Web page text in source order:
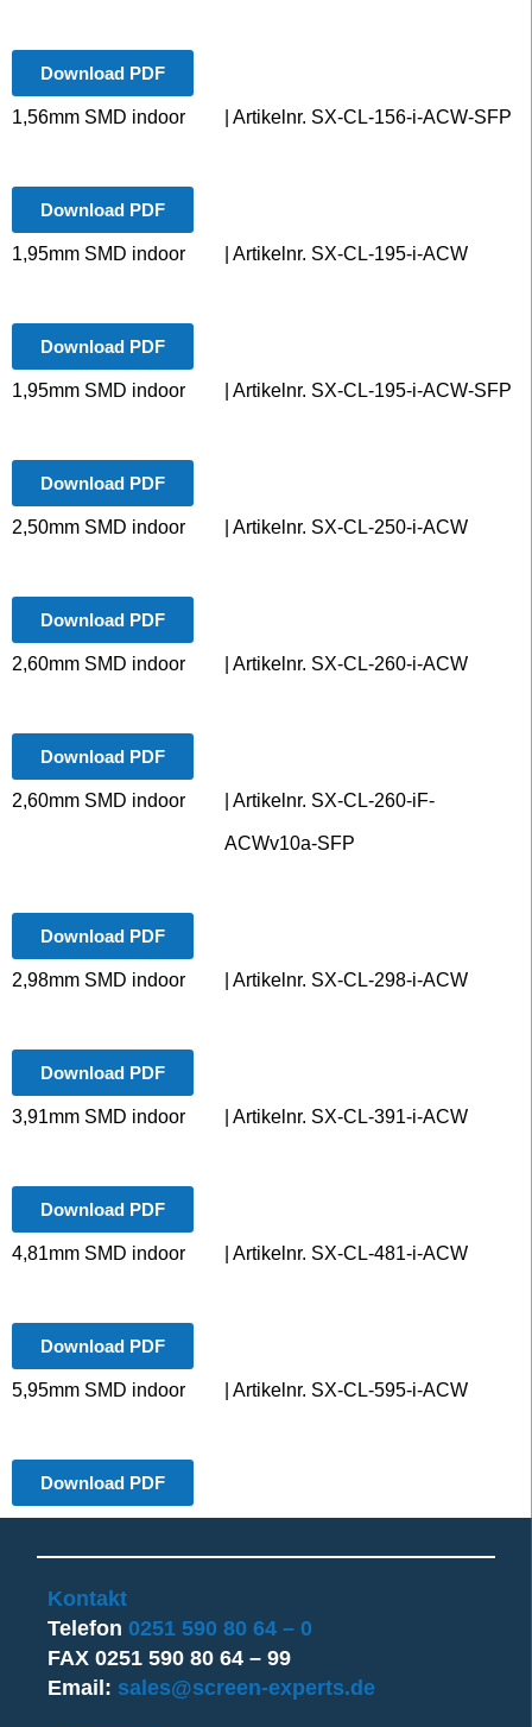
Download PDF
1,56mm SMD indoor | Artikelnr. SX-CL-156-i-ACW-SFP
Download PDF
1,95mm SMD indoor | Artikelnr. SX-CL-195-i-ACW
Download PDF
1,95mm SMD indoor | Artikelnr. SX-CL-195-i-ACW-SFP
Download PDF
2,50mm SMD indoor | Artikelnr. SX-CL-250-i-ACW
Download PDF
2,60mm SMD indoor | Artikelnr. SX-CL-260-i-ACW
Download PDF
2,60mm SMD indoor | Artikelnr. SX-CL-260-iF-
ACWv10a-SFP
Download PDF
2,98mm SMD indoor | Artikelnr. SX-CL-298-i-ACW
Download PDF
3,91mm SMD indoor | Artikelnr. SX-CL-391-i-ACW
Download PDF
4,81mm SMD indoor | Artikelnr. SX-CL-481-i-ACW
Download PDF
5,95mm SMD indoor | Artikelnr. SX-CL-595-i-ACW
Download PDF
Kontakt
Telefon 0251 590 80 64 – 0
FAX 0251 590 80 64 – 99
Email: sales@screen-experts.de